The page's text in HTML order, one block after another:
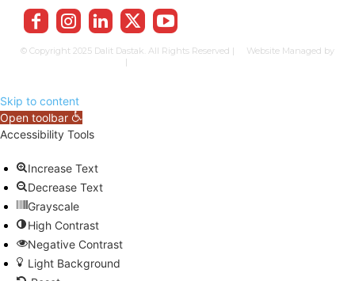
© Copyright 2025 Dalit Dastak. All Rights Reserved | Website Managed by
|
Skip to content
Open toolbar
Accessibility Tools
Increase Text
Decrease Text
Grayscale
High Contrast
Negative Contrast
Light Background